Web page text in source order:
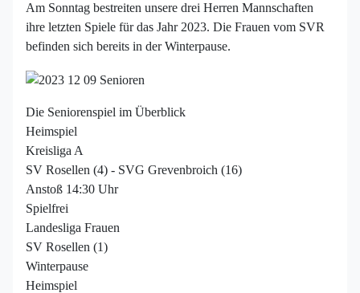
Am Sonntag bestreiten unsere drei Herren Mannschaften
ihre letzten Spiele für das Jahr 2023. Die Frauen vom SVR
befinden sich bereits in der Winterpause.
Die Seniorenspiel im Überblick
Heimspiel
Kreisliga A
SV Rosellen (4) - SVG Grevenbroich (16)
Anstoß 14:30 Uhr
Spielfrei
Landesliga Frauen
SV Rosellen (1)
Winterpause
Heimspiel